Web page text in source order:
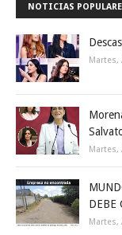
NOTICIAS
Martes,
Martes,
DEBE
Martes,